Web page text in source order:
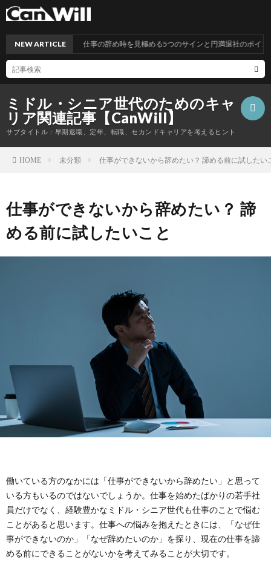
ミドル・シニア世代のためのキャ
リア関連記事【CanWill】
サブタイトル：早期退職、定年、転職、セカンドキャリアを考えるヒント
の
プ
リ
ー
NEW ARTICLE仕事の辞め時を見極める5つのサインと円満退社のポイント
HOME 未分類 仕事ができないから辞めたい？ 諦める前に試したい
仕事ができないから辞めたい？ 諦
める前に試したいこと
働いている方のなかには「仕事ができないから辞めたい」と思って
いる方もいるのではないでしょうか。仕事を始めたばかりの若手社
員だけでなく、経験豊かなミドル・シニア世代も仕事のことで悩む
ことがあると思います。仕事への悩みを抱えたときには、「なぜ仕
事ができないのか」「なぜ辞めたいのか」を探り、現在の仕事を諦
める前にできることがないかを考えてみることが大切です。